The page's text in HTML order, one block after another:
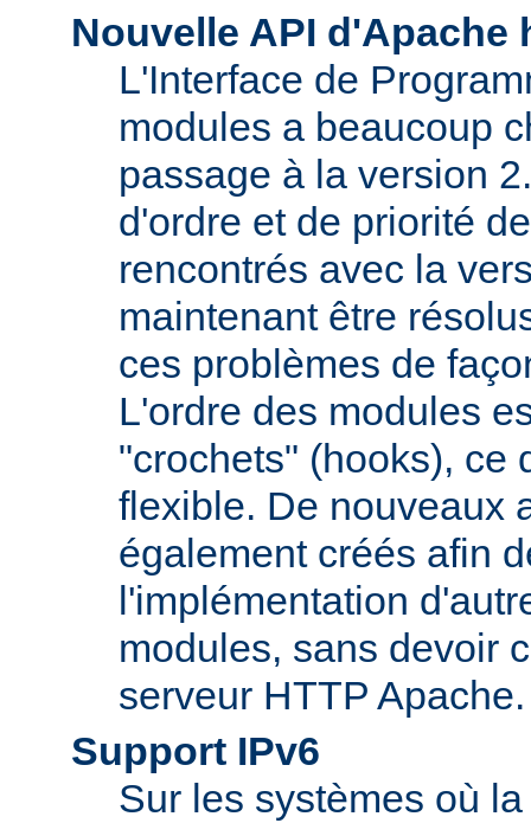
Nouvelle API d'Apache
L'Interface de
modules a beaucoup
passage à la version
d'ordre et de priorité
rencontrés avec la
maintenant être
ces problèmes de
L'ordre des modules
"crochets" (hooks), ce
flexible. De nouveaux
également créés afin
l'implémentation
modules, sans devoir
serveur HTTP Apache.
Support IPv6
Sur les systèmes où